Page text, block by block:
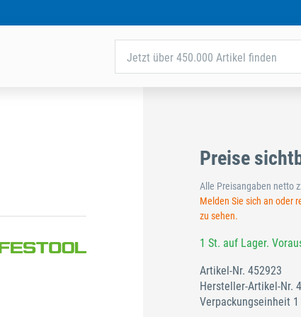
Jetzt über 450.000 Artikel finden
Preise
Alle Preisangaben netto
Melden Sie sich an oder
zu sehen.
1 St. auf Lager.
Artikel-Nr. 452923
Hersteller-Artikel-Nr.
Verpackungseinheit 1